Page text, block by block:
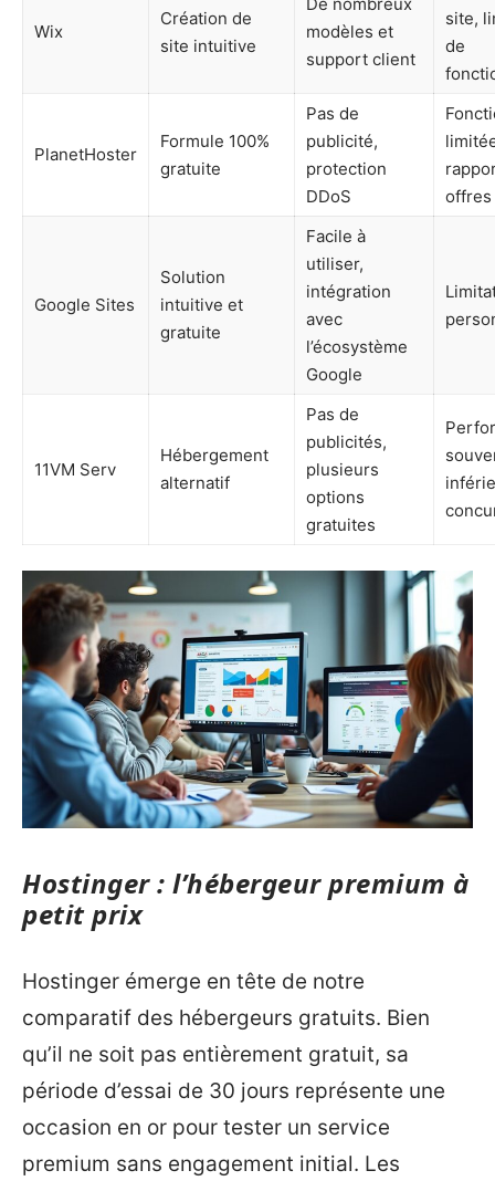
Wix
Création de
site intuitive
modèles et
support client
site,
de
PlanetHoster
Formule 100%
gratuite
Pas de
publicité,
protection
DDoS
offres
Google Sites
Solution
intuitive et
gratuite
Facile à
utiliser,
intégration
avec
l’écosystème
Google
11VM Serv
Hébergement
alternatif
Pas de
publicités,
plusieurs
options
gratuites
Hostinger : l’hébergeur premium à
petit prix
Hostinger émerge en tête de notre
comparatif des hébergeurs gratuits. Bien
qu’il ne soit pas entièrement gratuit, sa
période d’essai de 30 jours représente une
occasion en or pour tester un service
premium sans engagement initial. Les